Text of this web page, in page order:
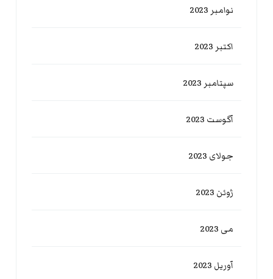
نوامبر 2023
اکتبر 2023
سپتامبر 2023
آگوست 2023
جولای 2023
ژوئن 2023
می 2023
آوریل 2023